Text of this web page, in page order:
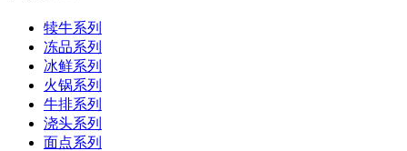
犊牛系列
冻品系列
冰鲜系列
火锅系列
牛排系列
浇头系列
面点系列